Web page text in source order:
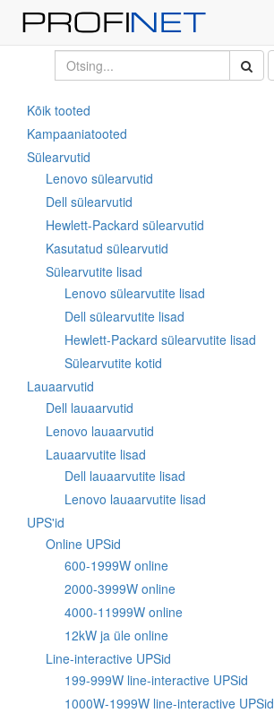
Kõik tooted
Kampaaniatooted
Sülearvutid
Lenovo sülearvutid
Dell sülearvutid
Hewlett-Packard sülearvutid
Kasutatud sülearvutid
Sülearvutite lisad
Lenovo sülearvutite lisad
Dell sülearvutite lisad
Hewlett-Packard sülearvutite lisad
Sülearvutite kotid
Lauaarvutid
Dell lauaarvutid
Lenovo lauaarvutid
Lauaarvutite lisad
Dell lauaarvutite lisad
Lenovo lauaarvutite lisad
UPS'id
Online UPSid
600-1999W online
2000-3999W online
4000-11999W online
12kW ja üle online
Line-interactive UPSid
199-999W line-interactive UPSid
1000W-1999W line-interactive UPSid